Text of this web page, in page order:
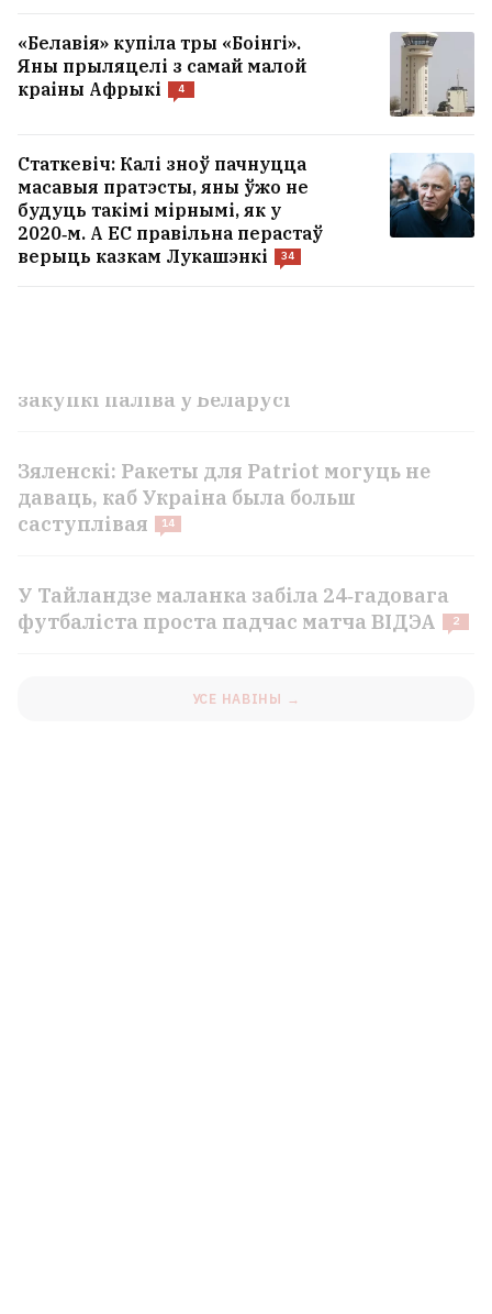
«Белавія» купіла тры «Боінгі».
Яны прыляцелі з самай малой
краіны Афрыкі
4
Статкевіч: Калі зноў пачнуцца
масавыя пратэсты, яны ўжо не
будуць такімі мірнымі, як у
2020‑м. А ЕС правільна перастаў
верыць казкам Лукашэнкі
34
«Гэтыя аб'екты былі асуджаныя». Чаму
наступствы балістыкі па лагістычных
закупкі паліва ў Беларусі
Зяленскі: Ракеты для Patriot могуць не
даваць, каб Украіна была больш
саступлівая
14
У Тайландзе маланка забіла 24‑гадовага
футбаліста проста падчас матча ВІДЭА
2
УСЕ НАВІНЫ →